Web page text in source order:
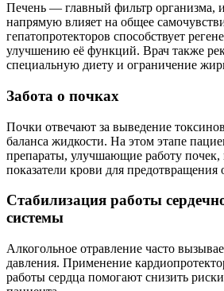
Печень — главный фильтр организма, и
напрямую влияет на общее
гепатопротекторов способствует
улучшению её функций. Врач также
специальную диету и ограничение
Забота о почках
Почки отвечают за выведение
баланса жидкости. На этом этапе
препараты, улучшающие работу
показатели крови для
Стабилизация работы
системы
Алкогольное отравление часто
давления. Применение
работы сердца помогают снизить